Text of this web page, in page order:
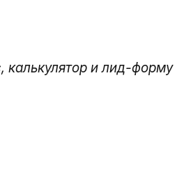
калькулятор и лид-форму